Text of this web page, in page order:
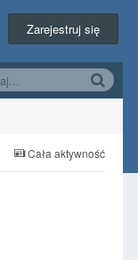
Zarejestruj się
Cała aktywność